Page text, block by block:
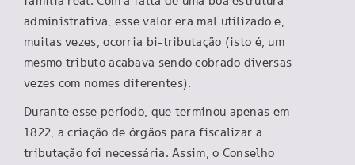
administrativa, esse valor era mal utilizado e,
muitas vezes, ocorria bi-tributação (isto é, um
mesmo tributo acabava sendo cobrado diversas
vezes com nomes diferentes).
Durante esse período, que terminou apenas em
1822, a criação de órgãos para fiscalizar a
tributação foi necessária. Assim, o Conselho